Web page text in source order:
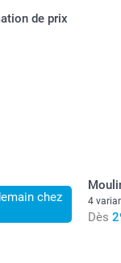
de prix
chez 4
Dès